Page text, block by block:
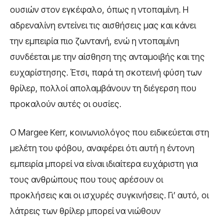
ουσιών στον εγκέφαλο, όπως η ντοπαμίνη. Η
αδρεναλίνη εντείνει τις αισθήσεις μας και κάνει
την εμπειρία πιο ζωντανή, ενώ η ντοπαμίνη
συνδέεται με την αίσθηση της ανταμοιβής και της
ευχαρίστησης. Έτσι, παρά τη σκοτεινή φύση των
θρίλερ, πολλοί απολαμβάνουν τη διέγερση που
προκαλούν αυτές οι ουσίες.
Ο Margee Kerr, κοινωνιολόγος που ειδικεύεται στη
μελέτη του φόβου, αναφέρει ότι αυτή η έντονη
εμπειρία μπορεί να είναι ιδιαίτερα ευχάριστη για
τους ανθρώπους που τους αρέσουν οι
προκλήσεις και οι ισχυρές συγκινήσεις. Γι’ αυτό, οι
λάτρεις των θρίλερ μπορεί να νιώθουν